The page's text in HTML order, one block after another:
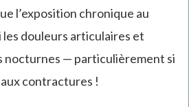
l’exposition chronique au
douleurs articulaires et
nocturnes — particulièrement si
contractures !